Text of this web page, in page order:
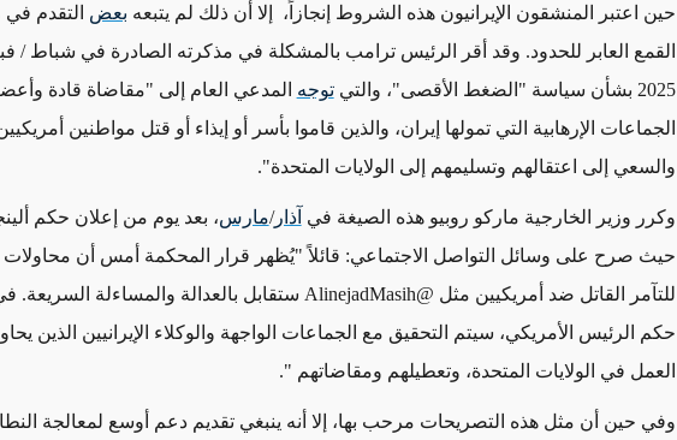
حين اعتبر المنشقون الإيرانيون هذه الشروط إنجازاً، إلا أن ذلك لم يتبعه بعض التقدم
القمع العابر للحدود. وقد أقر الرئيس ترامب بالمشكلة في مذكرته الصادرة في شباط /
2025 بشأن سياسة "الضغط الأقصى"، والتي
توجه المدعي العام إلى "مقاضاة قادة
الجماعات الإرهابية التي تمولها إيران، والذين قاموا بأسر أو إيذاء أو قتل مواطنين
والسعي إلى اعتقالهم وتسليمهم إلى الولايات المتحدة".
وكرر وزير الخارجية ماركو روبيو هذه الصيغة في آذار/مارس، بعد يوم من إعلان حكم
حيث صرح على وسائل التواصل الاجتماعي: قائلاً"يُظهر قرار المحكمة أمس أن محاولات
للتآمر القاتل ضد أمريكيين مثل @AlinejadMasih
ستقابل بالعدالة والمساءلة
حكم الرئيس الأمريكي، سيتم التحقيق مع الجماعات الواجهة والوكلاء الإيرانيين الذين
العمل في الولايات المتحدة، وتعطيلهم ومقاضاتهم ".
وفي حين أن مثل هذه التصريحات مرحب بها، إلا أنه ينبغي تقديم دعم أوسع لمعالجة